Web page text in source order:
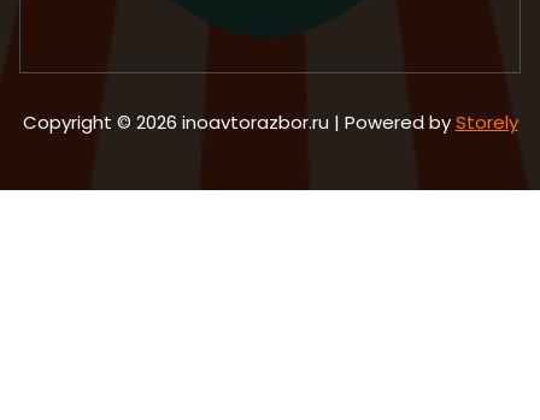
Copyright © 2026 inoavtorazbor.ru | Powered byStorely